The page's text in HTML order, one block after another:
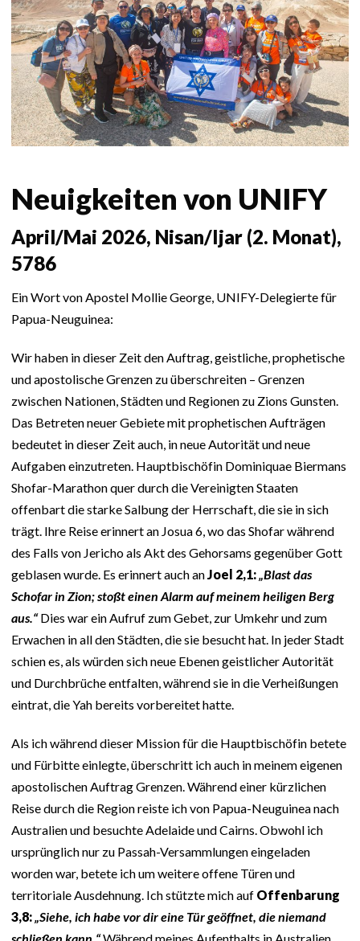
Neuigkeiten von UNIFY
April/Mai 2026, Nisan/Ijar (2. Monat),
5786
Ein Wort von Apostel Mollie George, UNIFY-Delegierte für
Papua-Neuguinea:
Wir haben in dieser Zeit den Auftrag, geistliche, prophetische
und apostolische Grenzen zu überschreiten – Grenzen
zwischen Nationen, Städten und Regionen zu Zions Gunsten.
Das Betreten neuer Gebiete mit prophetischen Aufträgen
bedeutet in dieser Zeit auch, in neue Autorität und neue
Aufgaben einzutreten. Hauptbischöfin Dominiquae Biermans
Shofar-Marathon quer durch die Vereinigten Staaten
offenbart die starke Salbung der Herrschaft, die sie in sich
trägt. Ihre Reise erinnert an Josua 6, wo das Shofar während
des Falls von Jericho als Akt des Gehorsams gegenüber Gott
geblasen wurde. Es erinnert auch anJoel 2,1:„Blast das
Schofar in Zion; stoßt einen Alarm auf meinem heiligen Berg
aus.“Dies war ein Aufruf zum Gebet, zur Umkehr und zum
Erwachen in all den Städten, die sie besucht hat. In jeder Stadt
schien es, als würden sich neue Ebenen geistlicher Autorität
und Durchbrüche entfalten, während sie in die Verheißungen
eintrat, die Yah bereits vorbereitet hatte.
Als ich während dieser Mission für die Hauptbischöfin betete
und Fürbitte einlegte, überschritt ich auch in meinem eigenen
apostolischen Auftrag Grenzen. Während einer kürzlichen
Reise durch die Region reiste ich von Papua-Neuguinea nach
Australien und besuchte Adelaide und Cairns. Obwohl ich
ursprünglich nur zu Passah-Versammlungen eingeladen
worden war, betete ich um weitere offene Türen und
territoriale Ausdehnung. Ich stützte mich auf Offenbarung
3,8:„Siehe, ich habe vor dir eine Tür geöffnet, die niemand